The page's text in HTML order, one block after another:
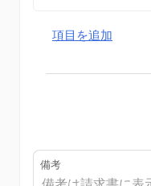
項目を追加
備考